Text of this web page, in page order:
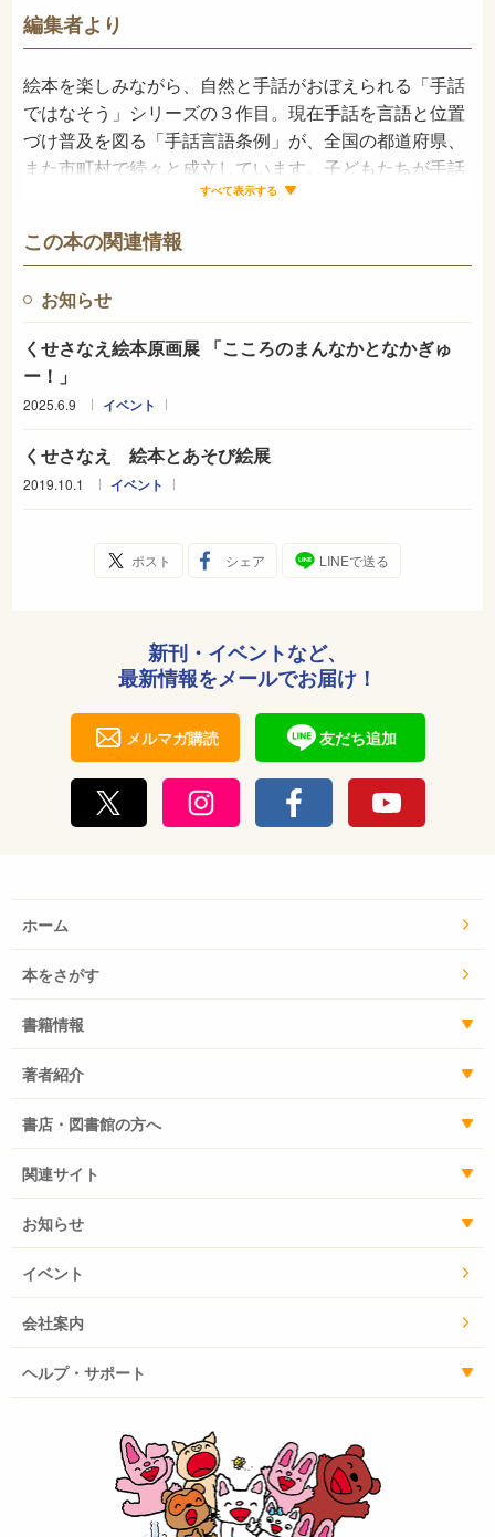
編集者より
絵本を楽しみながら、自然と手話がおぼえられる「手話
ではなそう」シリーズの３作目。現在手話を言語と位置
づけ普及を図る「手話言語条例」が、全国の都道府県、
また市町村で続々と成立しています。子どもたちが手話
を知るきっかけとなる絵本！
すべて表示する
この本の関連情報
お知らせ
くせさなえ絵本原画展 「こころのまんなかとなかぎゅ
ー！」
2025.6.9 イベント
くせさなえ 絵本とあそび絵展
2019.10.1 イベント
ポスト シェア LINEで送る
新刊・イベントなど、
最新情報をメールでお届け！
メルマガ購読 友だち追加
ホーム
本をさがす
書籍情報
著者紹介
書店・図書館の方へ
関連サイト
お知らせ
イベント
会社案内
ヘルプ・サポート